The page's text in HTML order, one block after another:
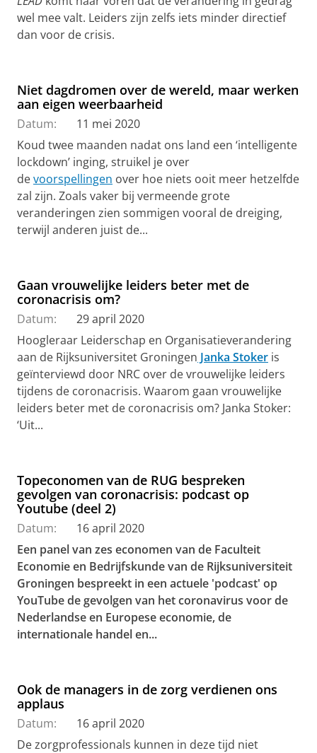
wel mee valt. Leiders zijn zelfs iets minder directief
dan voor de crisis.
Niet dagdromen over de wereld, maar werken
aan eigen weerbaarheid
Datum:
11 mei 2020
Koud twee maanden nadat ons land een ‘intelligente
lockdown’ inging, struikel je over
devoorspellingen over hoe niets ooit meer hetzelfde
zal zijn. Zoals vaker bij vermeende grote
veranderingen zien sommigen vooral de dreiging,
terwijl anderen juist de...
Gaan vrouwelijke leiders beter met de
coronacrisis om?
Datum:
29 april 2020
Hoogleraar Leiderschap en Organisatieverandering
aan de Rijksuniversitet Groningen Janka Stoker is
geïnterviewd door NRC over de vrouwelijke leiders
tijdens de coronacrisis. Waarom gaan vrouwelijke
leiders beter met de coronacrisis om? Janka Stoker:
‘Uit...
Topeconomen van de RUG bespreken
gevolgen van coronacrisis: podcast op
Youtube (deel 2)
Datum:
16 april 2020
Een panel van zes economen van de Faculteit
Economie en Bedrijfskunde van de Rijksuniversiteit
Groningen bespreekt in een actuele 'podcast' op
YouTube de gevolgen van het coronavirus voor de
Nederlandse en Europese economie, de
internationale handel en...
Ook de managers in de zorg verdienen ons
applaus
Datum:
16 april 2020
De zorgprofessionals kunnen in deze tijd niet